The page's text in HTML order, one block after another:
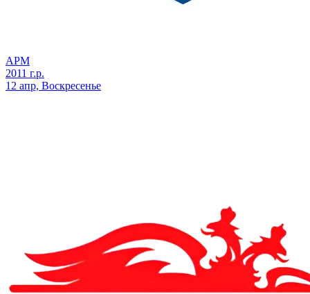
АРМ
2011 г.р.
12 апр, Воскресенье